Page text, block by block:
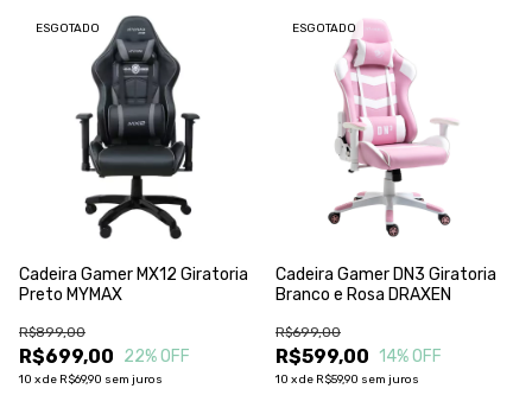
ESGOTADO
Cadeira Gamer MX12 Giratoria
Preto MYMAX
R$699,00
R$899,00
22% OFF
10 xde R$69,90 sem juros
ESGOTADO
Cadeira Gamer DN3 Giratoria
Branco e Rosa DRAXEN
R$599,00
R$699,00
14% OFF
10 xde R$59,90 sem juros